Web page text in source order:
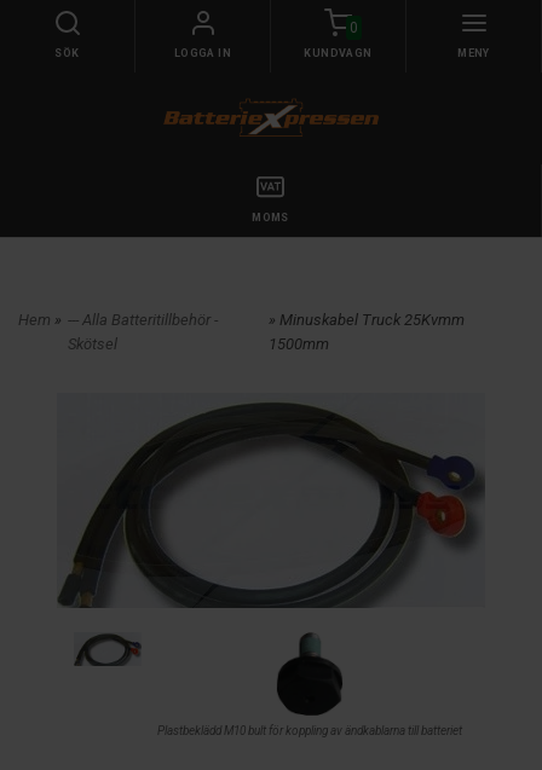
SÖK LOGGA IN
0
KUNDVAGN MENY
MOMS
Hem » --- Alla Batteritillbehör -
Skötsel
» Minuskabel Truck 25Kvmm
1500mm
Plastbeklädd M10 bult för koppling av ändkablarna till batteriet